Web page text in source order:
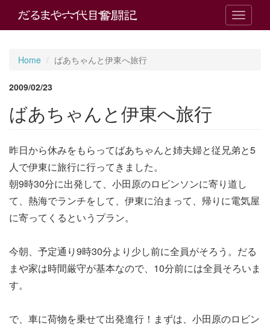
T
o
a
o
n
Home ばあちゃんと伊東へ旅行
2009/02/23
ばあちゃんと伊東へ旅行
昨日から休みをもらってばあちゃんと姉夫婦と従兄弟と5
人で伊東に旅行に行ってきました。
朝9時30分に出発して、小田原のロビンソンに寄り道し
て、熱海でランチをして、伊東に泊まって、帰りに電気屋
に寄ってくるというプラン。
今朝、予定通り9時30分より少し前に全員がそろう。だる
まや家は時間厳守が基本なので、10分前には全員そろいま
す。
で、車に荷物を乗せて出発進行！まずは、小田原のロビン